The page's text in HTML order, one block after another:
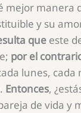
mejor manera
y su
que este
por el
lunes, cada
Entonces,
de vida y